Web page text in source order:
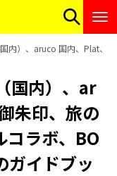
内）、aruco 国内、Plat、
国内）、ar
朱印、旅の
コラボ、BO
ガイドブッ